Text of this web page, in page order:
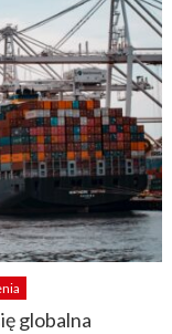
globalna